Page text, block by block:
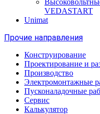
VEDASTART
Unimat
Прочие направления
Конструирование
Проектирование и
Производство
Электромонтажные
Пусконаладочные
Сервис
Калькулятор